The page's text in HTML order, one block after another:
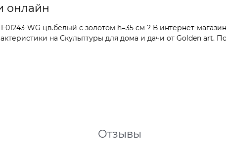
онлайн
WG цв.белый с золотом h=35 см ? В интернет-
на Скульптуры для дома и дачи от Golden art.
Отзывы